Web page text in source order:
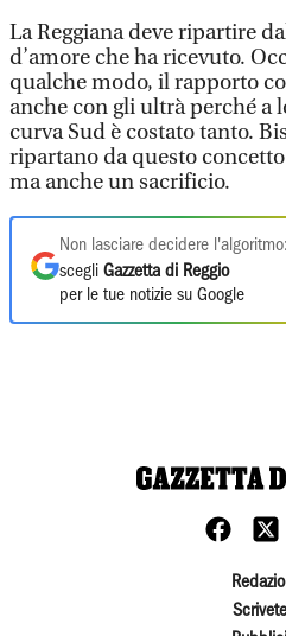
La Reggiana deve ripartire
d’amore che ha ricevuto.
qualche modo, il rapporto
anche con gli ultrà perché a
curva Sud è costato tanto.
ripartano da questo
ma anche un sacrificio.
Non lasciare decidere l'algoritmo:
scegli Gazzetta di Reggio
per le tue notizie su Google